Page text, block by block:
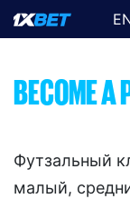
BECOME A
Футзальный
малый,